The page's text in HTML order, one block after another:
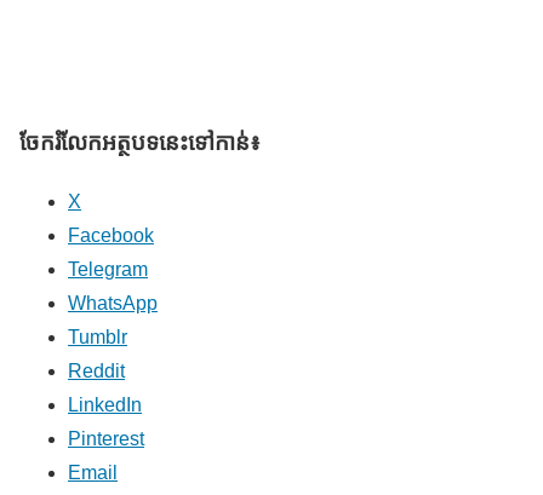
ចែករំលែក​អត្ថបទនេះទៅកាន់៖
X
Facebook
Telegram
WhatsApp
Tumblr
Reddit
LinkedIn
Pinterest
Email